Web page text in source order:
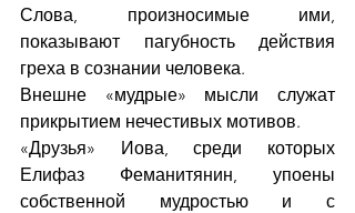
Слова, произносимые ими,
показывают пагубность действия
греха в сознании человека.
Внешне «мудрые» мысли служат
прикрытием нечестивых мотивов.
«Друзья» Иова, среди которых
Елифаз Феманитянин, упоены
собственной мудростью и с